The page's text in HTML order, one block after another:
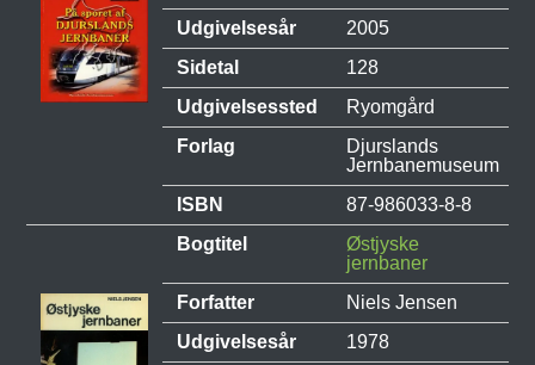
Udgivelsesår
2005
Sidetal
128
Udgivelsessted
Ryomgård
Forlag
Djurslands
Jernbanemuseum
ISBN
87-986033-8-8
Bogtitel
Østjyske
jernbaner
Forfatter
Niels Jensen
Udgivelsesår
1978